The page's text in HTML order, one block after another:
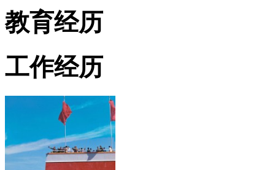
教育经历
工作经历